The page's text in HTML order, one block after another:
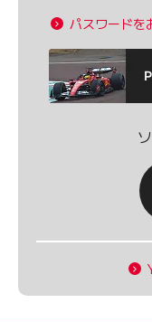
パスワードを